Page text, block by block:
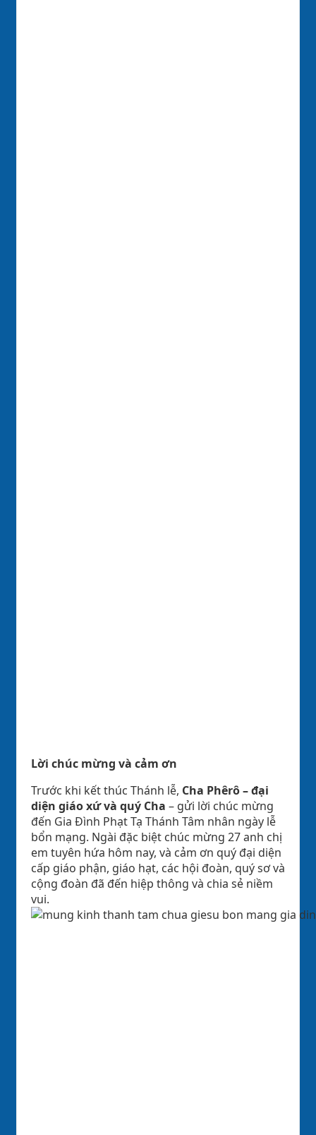
Lời chúc mừng và cảm ơn
Trước khi kết thúc Thánh lễ, Cha Phêrô – đại
diện giáo xứ và quý Cha – gửi lời chúc mừng
đến Gia Đình Phạt Tạ Thánh Tâm nhân ngày lễ
bổn mạng. Ngài đặc biệt chúc mừng 27 anh chị
em tuyên hứa hôm nay, và cảm ơn quý đại diện
cấp giáo phận, giáo hạt, các hội đoàn, quý sơ và
cộng đoàn đã đến hiệp thông và chia sẻ niềm
vui.